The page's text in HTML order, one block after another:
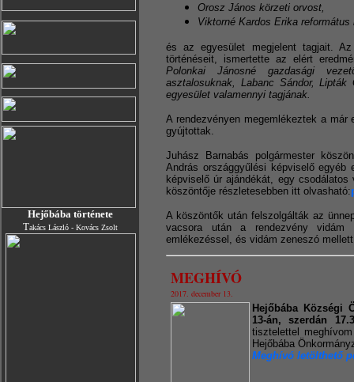
Hejőbába története
Takács László - Kovács Zsolt
Orosz János körzeti orvost,
Viktorné Kardos Erika
és az egyesület megjelent tagjait.
történéseit, ismertette az elért
Polonkai Jánosné gazdasági
asztalosuknak, Labanc Sándor,
egyesület valamennyi tagjának.
A rendezvényen megemlékeztek a
gyújtottak.
Juhász Barnabás polgármester
András országgyűlési képviselő
képviselő úr ajándékát, egy
köszöntője részletesebben itt olvasható:
A köszöntők után felszolgálták az
vacsora után a rendezvény
emlékezéssel, és vidám zeneszó
MEGHÍVÓ
2017. december 13.
Hejőbába Községi
13-án, szerdán
tisztelettel
Hejőbába
Meghívó letölthető